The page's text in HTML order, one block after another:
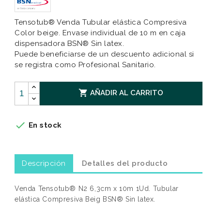
Tensotub® Venda Tubular elástica Compresiva
Color beige. Envase individual de 10 m en caja
dispensadora BSN® Sin latex.
Puede beneficiarse de un descuento adicional si
se registra como Profesional Sanitario.
 AÑADIR AL CARRITO
 En stock
Descripción Detalles del producto
Venda Tensotub® N2 6,3cm x 10m 1Ud. Tubular
elástica Compresiva Beig BSN® Sin latex.